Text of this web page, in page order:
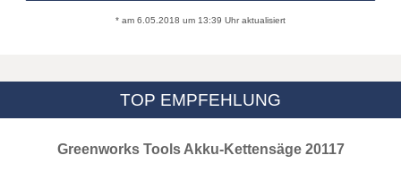
* am 6.05.2018 um 13:39 Uhr aktualisiert
TOP EMPFEHLUNG
Greenworks Tools Akku-Kettensäge 20117